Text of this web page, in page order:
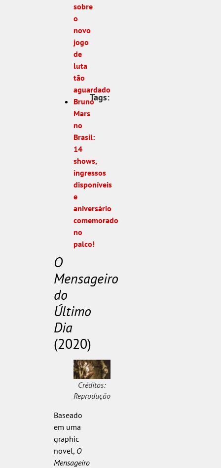
sobre
o
novo
jogo
de
luta
tão
aguardado
Bruno
Mars
no
Brasil:
14
shows,
ingressos
disponíveis
e
aniversário
comemorado
no
palco!
O
Mensageiro
do
Último
Dia
(2020)
Créditos:
Reprodução
Baseado
em uma
graphic
novel, O
Mensageiro
Tags: